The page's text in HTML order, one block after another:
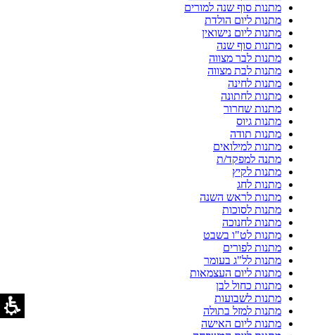
מתנות סוף שנה למורים
מתנות ליום הולדת
מתנות ליום נישואין
מתנות סוף שנה
מתנות לבר מצווה
מתנות לבת מצווה
מתנות לחינה
מתנות לחתונה
מתנות שחרור
מתנות גיוס
מתנות תודה
מתנות למילואים
מתנה למפקד/ת
מתנות לקיץ
מתנות לחג
מתנות לראש השנה
מתנות לסוכות
מתנות לחנוכה
מתנות לט"ו בשבט
מתנות לפורים
מתנות לל"ג בעומר
מתנות ליום העצמאות
מתנות כחול לבן
מתנות לשבועות
מתנות למזל בתולה
מתנות ליום האישה